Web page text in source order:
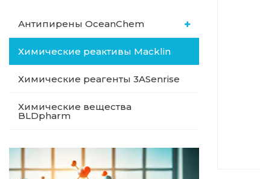
Антипирены OceanСhem
Химические реактивы Macklin
Химические реагенты 3ASenrise
Химические вещества
BLDpharm